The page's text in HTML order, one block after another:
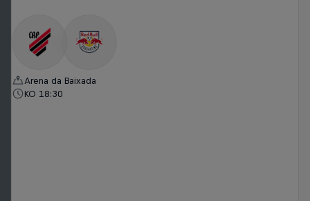
Arena da Baixada
KO 18:30